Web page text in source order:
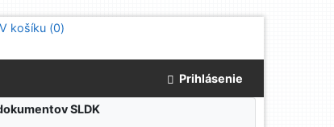
V košíku (0)
Prihlásenie
SLDK